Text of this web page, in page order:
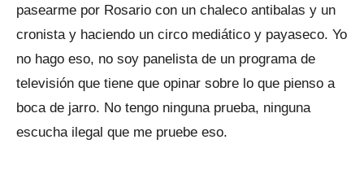
pasearme por Rosario con un chaleco antibalas y un
cronista y haciendo un circo mediático y payaseco. Yo
no hago eso, no soy panelista de un programa de
televisión que tiene que opinar sobre lo que pienso a
boca de jarro. No tengo ninguna prueba, ninguna
escucha ilegal que me pruebe eso.